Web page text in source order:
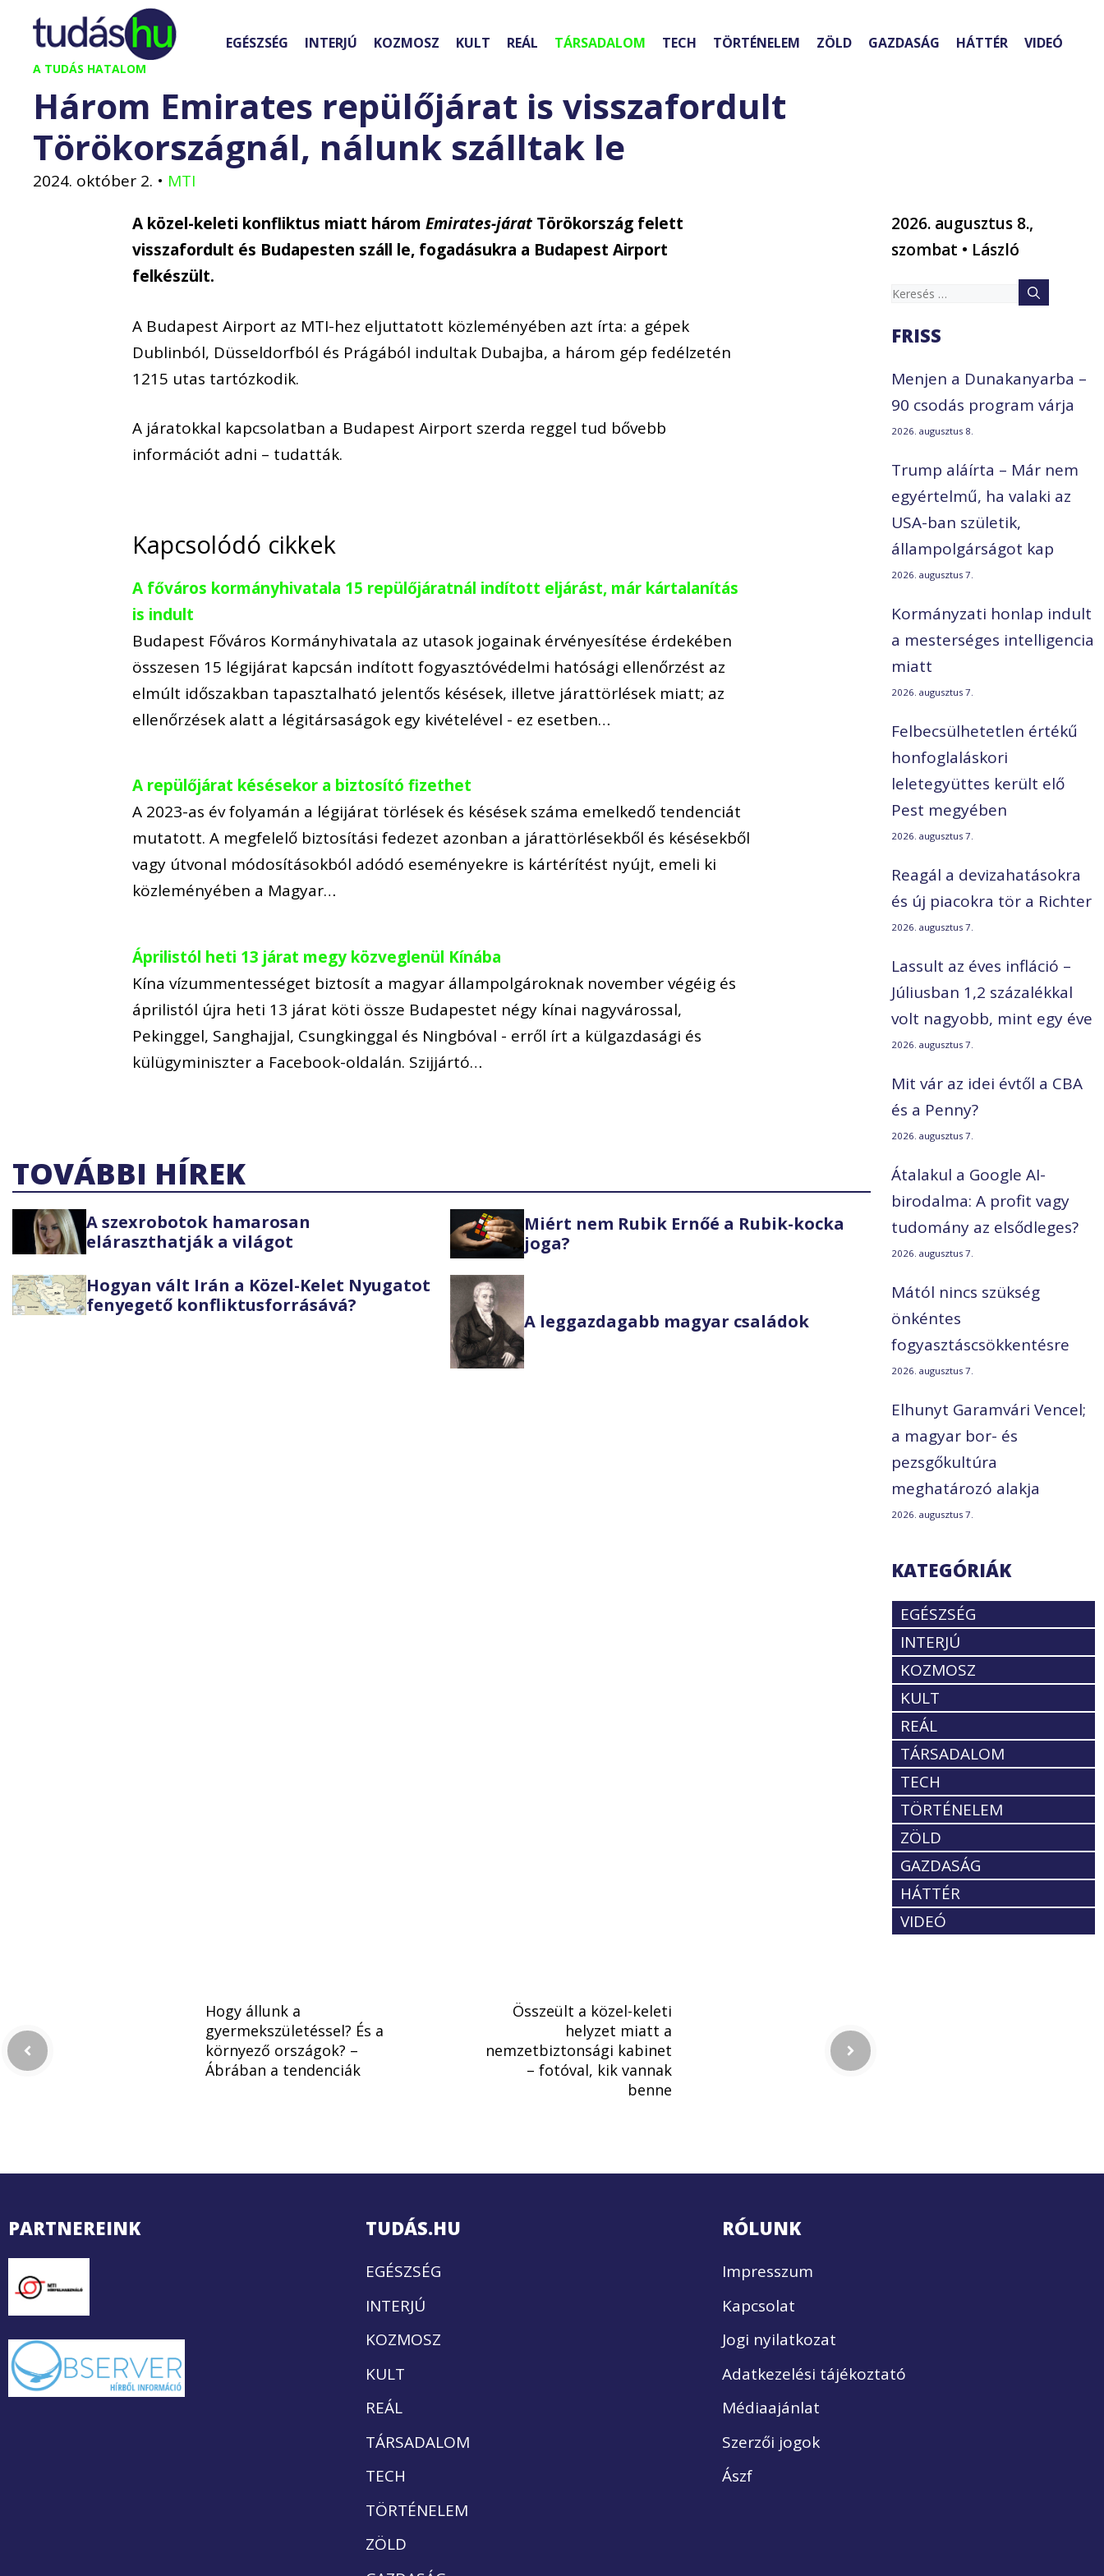
Kilépés
tartalomba
A TUDÁS HATALOM
EGÉSZSÉG INTERJÚ KOZMOSZ KULT REÁL TÁRSADALOM TECH TÖRTÉNELEM ZÖLD GAZDASÁG HÁTTÉR VIDEÓ
Három Emirates repülőjárat is visszafordult
Törökországnál, nálunk szálltak le
2024. október 2. • MTI
A közel-keleti konfliktus miatt háromEmirates-járat Törökország felett
visszafordult és Budapesten száll le, fogadásukra a Budapest Airport
felkészült.
A Budapest Airport az MTI-hez eljuttatott közleményében azt írta: a gépek
Dublinból, Düsseldorfból és Prágából indultak Dubajba, a három gép fedélzetén
1215 utas tartózkodik.
A járatokkal kapcsolatban a Budapest Airport szerda reggel tud bővebb
információt adni – tudatták.
Kapcsolódó cikkek
A főváros kormányhivatala 15 repülőjáratnál indított eljárást, már kártalanítás
is indult
Budapest Főváros Kormányhivatala az utasok jogainak érvényesítése érdekében
összesen 15 légijárat kapcsán indított fogyasztóvédelmi hatósági ellenőrzést az
elmúlt időszakban tapasztalható jelentős késések, illetve járattörlések miatt; az
ellenőrzések alatt a légitársaságok egy kivételével - ez esetben…
A repülőjárat késésekor a biztosító fizethet
A 2023-as év folyamán a légijárat törlések és késések száma emelkedő tendenciát
mutatott. A megfelelő biztosítási fedezet azonban a járattörlésekből és késésekből
vagy útvonal módosításokból adódó eseményekre is kártérítést nyújt, emeli ki
közleményében a Magyar…
Áprilistól heti 13 járat megy közveglenül Kínába
Kína vízummentességet biztosít a magyar állampolgároknak november végéig és
áprilistól újra heti 13 járat köti össze Budapestet négy kínai nagyvárossal,
Pekinggel, Sanghajjal, Csungkinggal és Ningbóval - erről írt a külgazdasági és
külügyminiszter a Facebook-oldalán. Szijjártó…
TOVÁBBI HÍREK
A szexrobotok hamarosan
eláraszthatják a világot
Miért nem Rubik Ernőé a Rubik-kocka
joga?
Hogyan vált Irán a Közel-Kelet Nyugatot
fenyegető konfliktusforrásává?
A leggazdagabb magyar családok
2026. augusztus 8.,
szombat • László
Keresés:
FRISS
Menjen a Dunakanyarba –
90 csodás program várja
2026. augusztus 8.
Trump aláírta – Már nem
egyértelmű, ha valaki az
USA-ban születik,
állampolgárságot kap
2026. augusztus 7.
Kormányzati honlap indult
a mesterséges intelligencia
miatt
2026. augusztus 7.
Felbecsülhetetlen értékű
honfoglaláskori
leletegyüttes került elő
Pest megyében
2026. augusztus 7.
Reagál a devizahatásokra
és új piacokra tör a Richter
2026. augusztus 7.
Lassult az éves infláció –
Júliusban 1,2 százalékkal
volt nagyobb, mint egy éve
2026. augusztus 7.
Mit vár az idei évtől a CBA
és a Penny?
2026. augusztus 7.
Átalakul a Google AI-
birodalma: A profit vagy
tudomány az elsődleges?
2026. augusztus 7.
Mától nincs szükség
önkéntes
fogyasztáscsökkentésre
2026. augusztus 7.
Elhunyt Garamvári Vencel;
a magyar bor- és
pezsgőkultúra
meghatározó alakja
2026. augusztus 7.
KATEGÓRIÁK
EGÉSZSÉG
INTERJÚ
KOZMOSZ
KULT
REÁL
TÁRSADALOM
TECH
TÖRTÉNELEM
ZÖLD
GAZDASÁG
HÁTTÉR
VIDEÓ
Hogy állunk a
gyermekszületéssel? És a
környező országok? –
Ábrában a tendenciák
Összeült a közel-keleti
helyzet miatt a
nemzetbiztonsági kabinet
– fotóval, kik vannak
benne
PARTNEREINK TUDÁS.HU
EGÉSZSÉG
INTERJÚ
KOZMOSZ
KULT
REÁL
TÁRSADALOM
TECH
TÖRTÉNELEM
ZÖLD
RÓLUNK
Impresszum
Kapcsolat
Jogi nyilatkozat
Adatkezelési tájékoztató
Médiaajánlat
Szerzői jogok
Ászf